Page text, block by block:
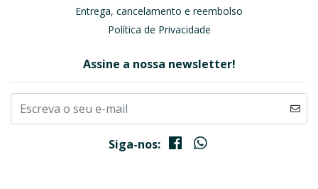
Entrega, cancelamento e reembolso
Política de Privacidade
Assine a nossa newsletter!
Siga-nos: